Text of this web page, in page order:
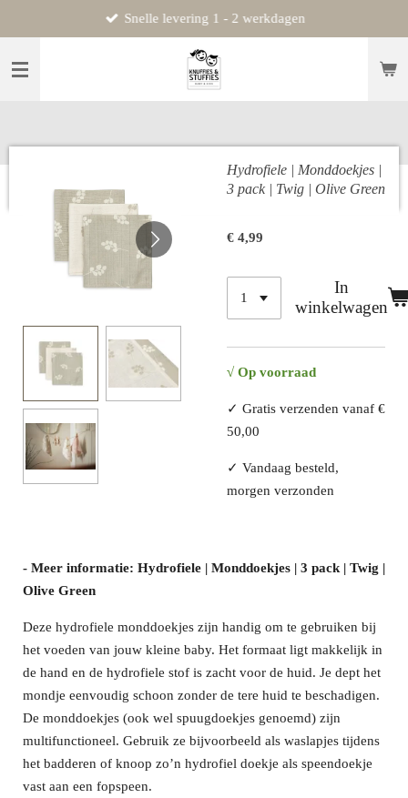
direct
naar
Snelle levering 1 - 2 werkdagen
Hydrofiele | Monddoekjes |
3 pack | Twig | Olive Green
€ 4,99
In
winkelwagen
√ Op voorraad
✓ Gratis verzenden vanaf €
50,00
✓ Vandaag besteld,
morgen verzonden
- Meer informatie: Hydrofiele | Monddoekjes | 3 pack | Twig |
Olive Green
Deze hydrofiele monddoekjes zijn handig om te gebruiken bij
het voeden van jouw kleine baby. Het formaat ligt makkelijk in
de hand en de hydrofiele stof is zacht voor de huid. Je dept het
mondje eenvoudig schoon zonder de tere huid te beschadigen.
De monddoekjes (ook wel spuugdoekjes genoemd) zijn
multifunctioneel. Gebruik ze bijvoorbeeld als waslapjes tijdens
het badderen of knoop zo’n hydrofiel doekje als speendoekje
vast aan een fopspeen.